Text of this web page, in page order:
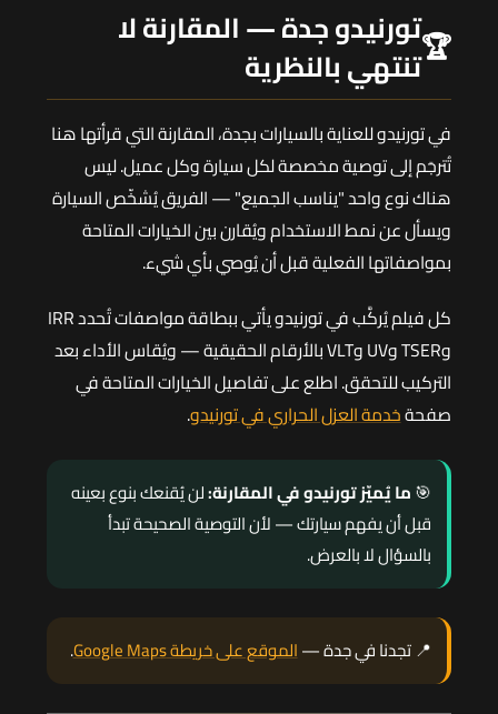
🏆تورنيدو جدة — المقارنة لا
تنتهي بالنظرية
في تورنيدو للعناية بالسيارات بجدة، المقارنة التي قرأتها هنا
تُترجَم إلى توصية مخصصة لكل سيارة وكل عميل. ليس
هناك نوع واحد "يناسب الجميع" — الفريق يُشخّص السيارة
ويسأل عن نمط الاستخدام ويُقارن بين الخيارات المتاحة
بمواصفاتها الفعلية قبل أن يُوصي بأي شيء.
كل فيلم يُركَّب في تورنيدو يأتي ببطاقة مواصفات تُحدد IRR
وTSER وUV وVLT بالأرقام الحقيقية — ويُقاس الأداء بعد
التركيب للتحقق. اطلع على تفاصيل الخيارات المتاحة في
صفحةخدمة العزل الحراري في تورنيدو.
🎯ما يُميّز تورنيدو في المقارنة:لن يُقنعك بنوع بعينه
قبل أن يفهم سيارتك — لأن التوصية الصحيحة تبدأ
بالسؤال لا بالعرض.
📍 تجدنا في جدة —الموقع على خريطة Google Maps .